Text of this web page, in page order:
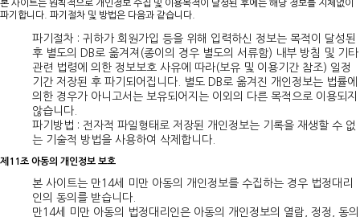
본 사이트는 원칙적으로 개인정보 수집 및 이용목적이 달성된 후에는 해당 정보를 지체없이
파기합니다. 파기절차 및 방법은 다음과 같습니다.
파기절차 : 귀하가 회원가입 등을 위해 입력하신 정보는 목적이 달성된
후 별도의 DB로 옮겨져(종이의 경우 별도의 서류함) 내부 방침 및 기타
관련 법령에 의한 정보보호 사유에 따라(보유 및 이용기간 참조) 일정
기간 저장된 후 파기되어집니다. 별도 DB로 옮겨진 개인정보는 법률에
의한 경우가 아니고서는 보유되어지는 이외의 다른 목적으로 이용되지
않습니다.
파기방법 : 전자적 파일형태로 저장된 개인정보는 기록을 재생할 수 없
는 기술적 방법을 사용하여 삭제합니다.
제11조 아동의 개인정보 보호
본 사이트는 만14세 미만 아동의 개인정보를 수집하는 경우 법정대리
인의 동의를 받습니다.
만14세 미만 아동의 법정대리인은 아동의 개인정보의 열람, 정정, 동의